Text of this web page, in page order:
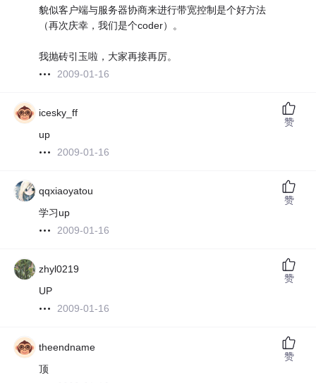
貌似客户端与服务器协商来进行带宽控制是个好方法
（再次庆幸，我们是个coder）。
我抛砖引玉啦，大家再接再厉。
2009-01-16
icesky_ff
up
2009-01-16
赞
qqxiaoyatou
学习up
2009-01-16
赞
zhyl0219
UP
2009-01-16
赞
theendname
顶
赞